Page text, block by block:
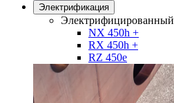
Электрификация
Электрифицированный
NX 450h +
RX 450h +
RZ 450e